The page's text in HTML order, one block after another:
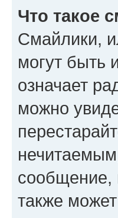
Что такое
Смайлики,
могут быть
означает
можно
сообщение,
также